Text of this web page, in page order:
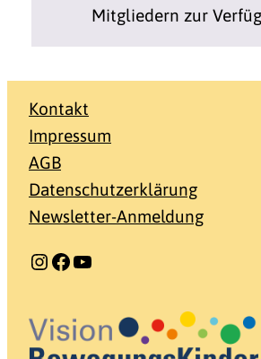
Mitgliedern zur
Kontakt
Impressum
AGB
Datenschutzerklärung
Newsletter-Anmeldung
Instagram Facebook YouTube